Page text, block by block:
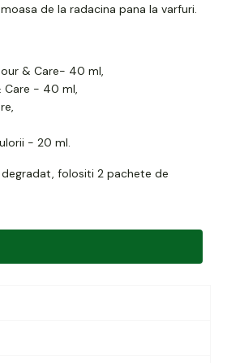
de la radacina pana la varfuri.
& Care- 40 ml,
Care - 40 ml,
- 20 ml.
folositi 2 pachete de